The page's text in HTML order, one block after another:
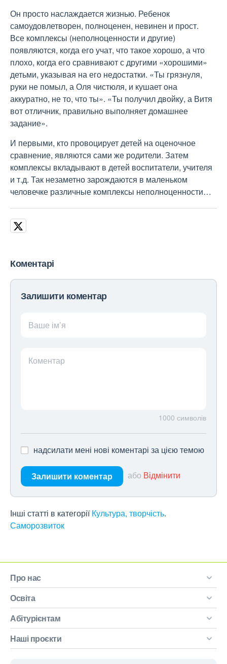
Он просто наслаждается жизнью. Ребенок
самоудовлетворен, полноценен, невинен и прост.
Все комплексы (неполноценности и другие)
появляются, когда его учат, что такое хорошо, а что
плохо, когда его сравнивают с другими «хорошими»
детьми, указывая на его недостатки. «Ты грязнуля,
руки не помыл, а Оля чистюля, и кушает она
аккуратно, не то, что ты». «Ты получил двойку, а Витя
вот отличник, правильно выполняет домашнее
задание».
И первыми, кто провоцирует детей на оценочное
сравнение, являются сами же родители. Затем
комплексы вкладывают в детей воспитатели, учителя
и т.д. Так незаметно зарождаются в маленьком
человечке различные комплексы неполноценности…
Коментарі
Залишити коментар
Ваше ім’я
Коментар
1000 символів
надсилати мені нові коментарі за цією темою
Залишити коментар або Відмінити
Інші статті в категорії Культура, творчість
Саморозвиток
Про нас
Освіта
Абітурієнтам
Наші проєкти